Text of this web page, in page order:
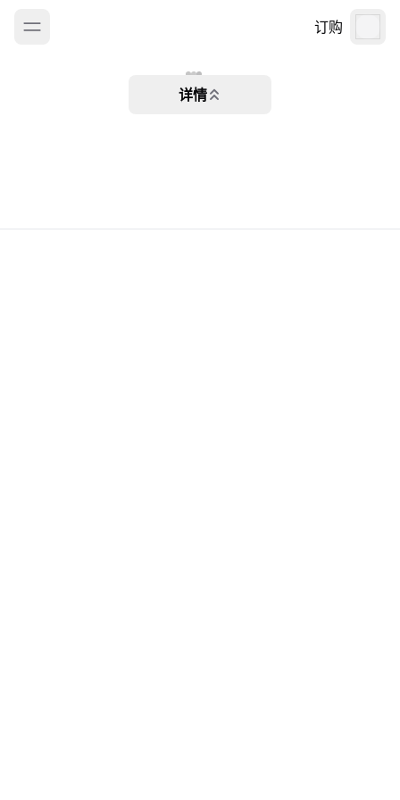
订购
详情